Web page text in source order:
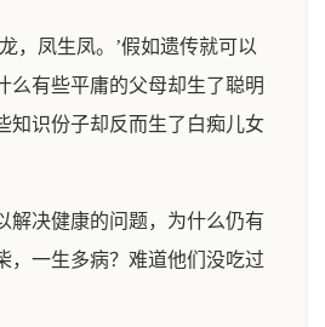
，凤生凤。’假如遗传就可以
么有些平庸的父母却生了聪明
知识份子却反而生了白痴儿女
解决健康的问题，为什么仍有
，一生多病？难道他们没吃过